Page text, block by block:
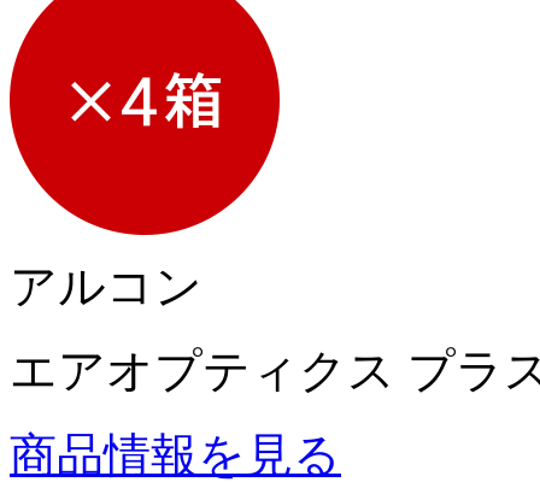
アルコン
エアオプティクス プラ
商品情報を見る